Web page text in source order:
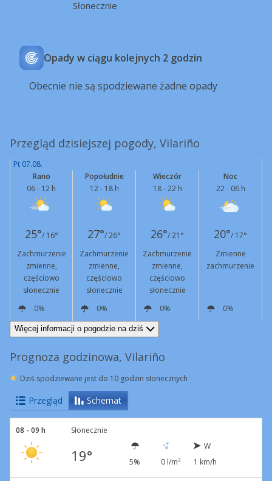
Słonecznie
Opady w ciągu kolejnych 2 godzin
Obecnie nie są spodziewane żadne opady
Przegląd dzisiejszej pogody, Vilariño
Pt 07.08.
Rano
06 - 12 h
Popołudnie
12 - 18 h
Wieczór
18 - 22 h
Noc
22 - 06 h
25°/ 16° 27°/ 26° 26°/ 21° 20°/ 17°
Zachmurzenie
zmienne,
częściowo
słonecznie
Zachmurzenie
zmienne,
częściowo
słonecznie
Zachmurzenie
zmienne,
częściowo
słonecznie
Zmienne
zachmurzenie
0% 0% 0%
0%
SW
4 km/h SW
14 km/h
Więcej informacji o pogodzie na dziś
Prognoza godzinowa, Vilariño
Dziś spodziewane jest do 10 godzin słonecznych
Przegląd Schemat
08 - 09 h Słonecznie
19° 5% 0 l/m²
W
1 km/h